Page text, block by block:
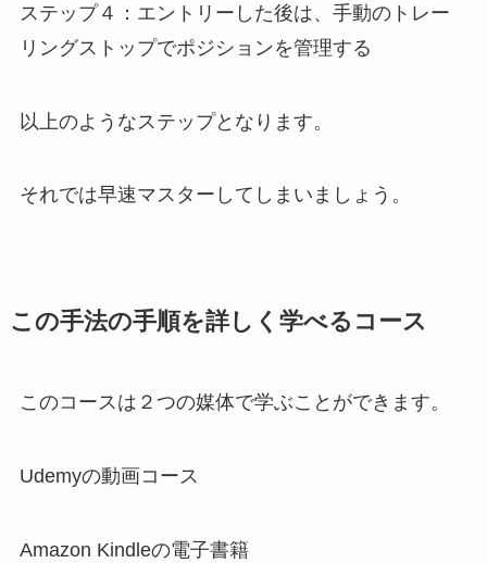
ステップ４：エントリーした後は、手動のトレー
リングストップでポジションを管理する
以上のようなステップとなります。
それでは早速マスターしてしまいましょう。
この手法の手順を詳しく学べるコース
このコースは２つの媒体で学ぶことができます。
Udemyの動画コース
Amazon Kindleの電子書籍